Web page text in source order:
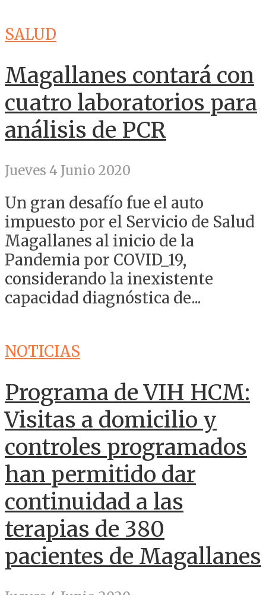
SALUD
Magallanes contará con
cuatro laboratorios para
análisis de PCR
Jueves 4 Junio 2020
Un gran desafío fue el auto
impuesto por el Servicio de Salud
Magallanes al inicio de la
Pandemia por COVID_19,
considerando la inexistente
capacidad diagnóstica de...
NOTICIAS
Programa de VIH HCM:
Visitas a domicilio y
controles programados
han permitido dar
continuidad a las
terapias de 380
pacientes de Magallanes